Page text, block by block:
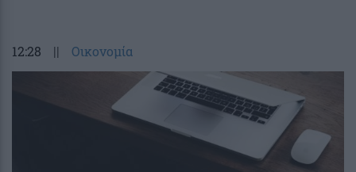
12:28 || Οικονομία